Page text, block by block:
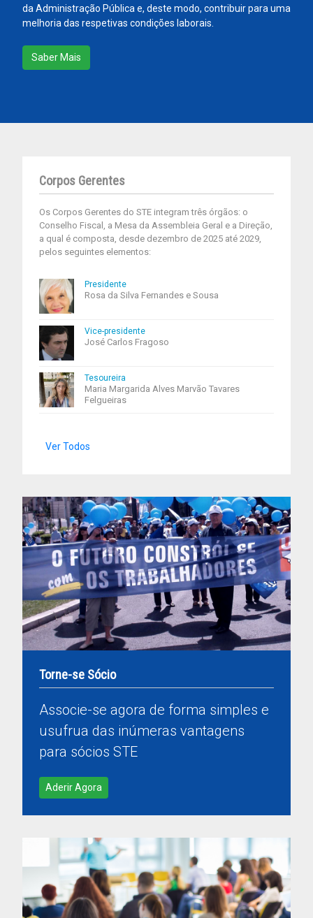
da Administração Pública e, deste modo, contribuir para uma
melhoria das respetivas condições laborais.
Saber Mais
Corpos Gerentes
Os Corpos Gerentes do STE integram três órgãos: o
Conselho Fiscal, a Mesa da Assembleia Geral e a Direção,
a qual é composta, desde dezembro de 2025 até 2029,
pelos seguintes elementos:
Presidente
Rosa da Silva Fernandes e Sousa
Vice-presidente
José Carlos Fragoso
Tesoureira
Maria Margarida Alves Marvão Tavares
Felgueiras
Ver Todos
Torne-se Sócio
Associe-se agora de forma simples e
usufrua das inúmeras vantagens
para sócios STE
Aderir Agora